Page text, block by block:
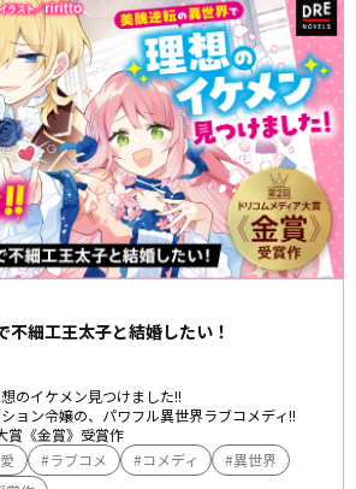
不細工王太子と結婚したい！
のイケメン見つけました!!
ョン令嬢の、パワフル異世界ラブコメディ!!
賞《金賞》受賞作
ラブコメ コメディ
異世界